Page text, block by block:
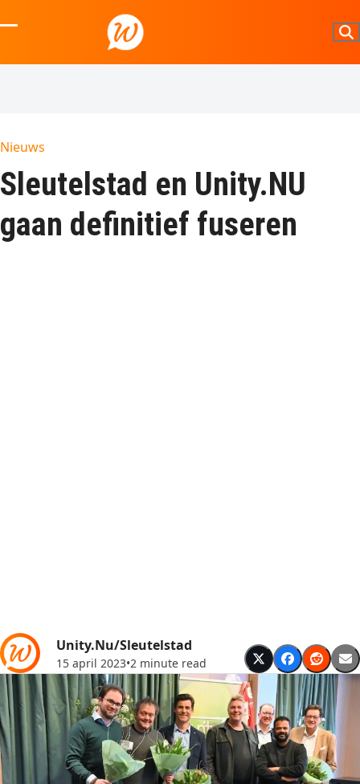
to
mobile
mobile
Nieuws
Sleutelstad en Unity.NU
gaan definitief fuseren
Unity.Nu/Sleutelstad
15 april 2023•2 minute read